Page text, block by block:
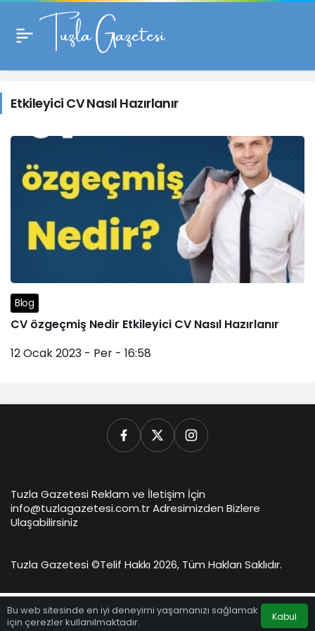
Etkileyici
CV
Nasıl
Hazırlanır
Haberleri
Etkileyici CV Nasıl Hazırlanır
Blog
CV özgeçmiş Nedir Etkileyici CV Nasıl Hazırlanır
12 Ocak 2023 - Per - 16:58
Bu web sitesinde en iyi deneyimi yaşamanızı sağlamak
için çerezler kullanılmaktadır.
Kabul
Anasayfa Hesabım
Tuzla Gazetesi Reklam ve İletişim İçin
info@tuzlagazetesi.com.tr Adresimizden Bizlere
Ulaşabilirsiniz
Tuzla Gazetesi ©Telif Hakkı 2026, Tüm Hakları Saklıdır.